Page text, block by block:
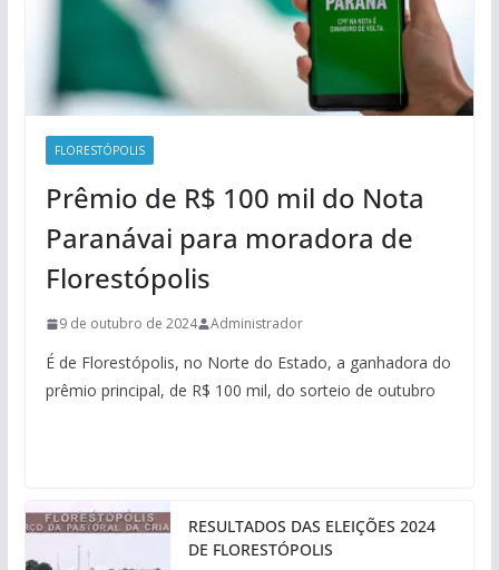
FLORESTÓPOLIS
Prêmio de R$ 100 mil do Nota
Paranávai para moradora de
Florestópolis
9 de outubro de 2024 Administrador
É de Florestópolis, no Norte do Estado, a ganhadora do
prêmio principal, de R$ 100 mil, do sorteio de outubro
RESULTADOS DAS ELEIÇÕES 2024
DE FLORESTÓPOLIS